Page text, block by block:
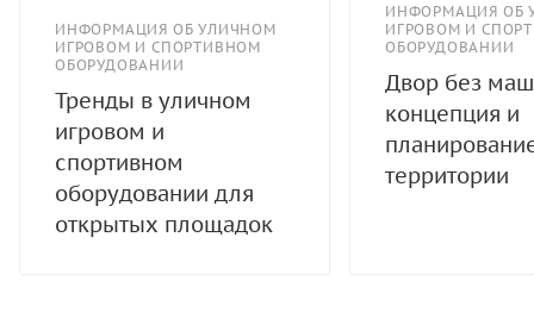
ИНФОРМАЦИЯ ОБ УЛИЧНОМ
ИГРОВОМ И СПОРТИВНОМ
ОБОРУДОВАНИИ
Тренды в уличном
игровом и
спортивном
оборудовании для
открытых площадок
ИНФОРМАЦИЯ ОБ
ИГРОВОМ И
ОБОРУДОВАНИИ
Двор без
концепция и
территории